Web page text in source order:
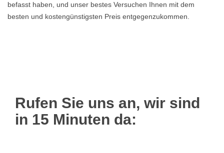
befasst haben, und unser bestes Versuchen Ihnen mit dem
besten und kostengünstigsten Preis entgegenzukommen.
Rufen Sie uns an, wir sind
in 15 Minuten da: